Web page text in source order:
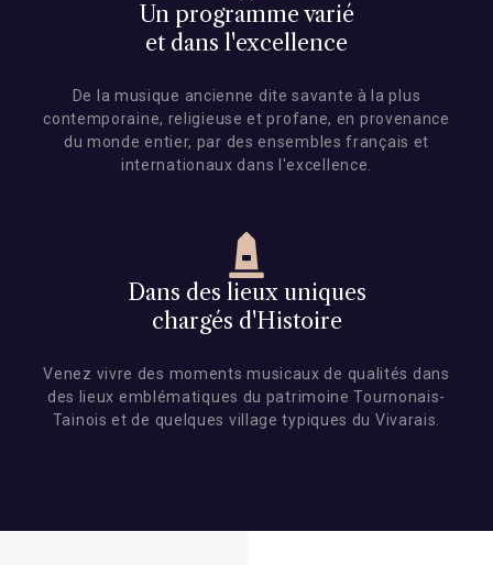
Un programme varié
et dans l'excellence
De la musique ancienne dite savante à la plus
contemporaine, religieuse et profane, en provenance
du monde entier, par des ensembles français et
internationaux dans l'excellence.
Dans des lieux uniques
chargés d'Histoire
Venez vivre des moments musicaux de qualités dans
des lieux emblématiques du patrimoine Tournonais-
Tainois et de quelques village typiques du Vivarais.